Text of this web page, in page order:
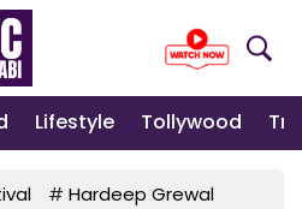
Lifestyle Tollywood
# Hardeep Grewal